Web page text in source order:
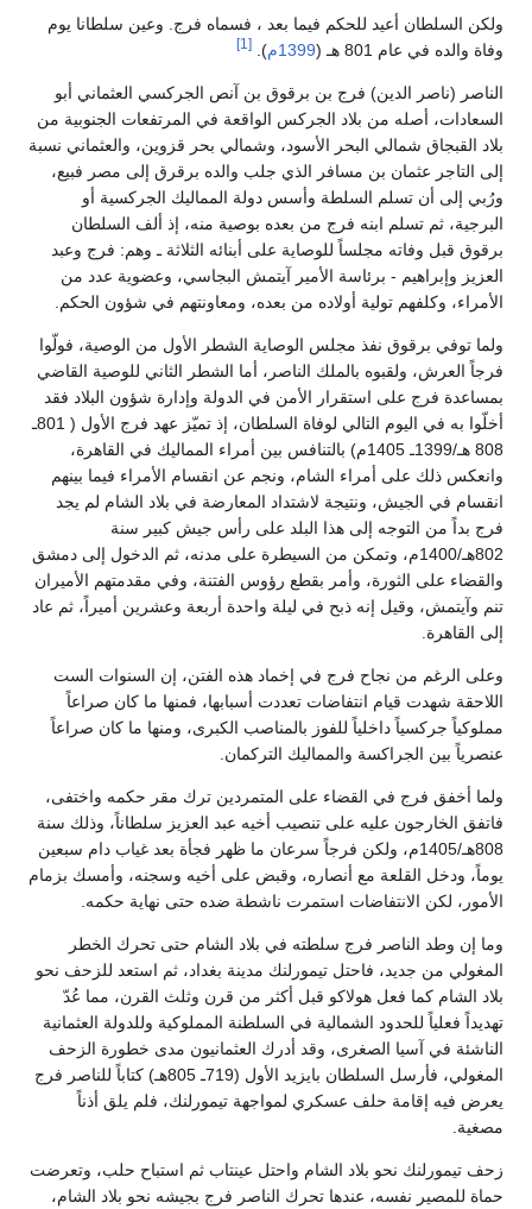
ولكن السلطان أعيد للحكم فيما بعد ، فسماه فرج. وعين سلطانا يوم
وفاة والده في عام 801 هـ (
1399م ).
[1]
الناصر (ناصر الدين) فرج بن برقوق بن آنص الجركسي العثماني أبو
السعادات، أصله من بلاد الجركس الواقعة في المرتفعات الجنوبية من
بلاد القبجاق شمالي البحر الأسود، وشمالي بحر قزوين، والعثماني نسبة
إلى التاجر عثمان بن مسافر الذي جلب والده برقرق إلى مصر فبيع،
ورُبي إلى أن تسلم السلطة وأسس دولة المماليك الجركسية أو
البرجية، ثم تسلم ابنه فرج من بعده بوصية منه، إذ ألف السلطان
برقوق قبل وفاته مجلساً للوصاية على أبنائه الثلاثة ـ وهم: فرج وعبد
العزيز وإبراهيم - برئاسة الأمير آيتمش البجاسي، وعضوية عدد من
الأمراء، وكلفهم تولية أولاده من بعده، ومعاونتهم في شؤون الحكم.
ولما توفي برقوق نفذ مجلس الوصاية الشطر الأول من الوصية، فولّوا
فرجاً العرش، ولقبوه بالملك الناصر، أما الشطر الثاني للوصية القاضي
بمساعدة فرج على استقرار الأمن في الدولة وإدارة شؤون البلاد فقد
أخلّوا به في اليوم التالي لوفاة السلطان، إذ تميّز عهد فرج الأول ( 801ـ
808 هـ/1399ـ 1405م) بالتنافس بين أمراء المماليك في القاهرة،
وانعكس ذلك على أمراء الشام، ونجم عن انقسام الأمراء فيما بينهم
انقسام في الجيش، ونتيجة لاشتداد المعارضة في بلاد الشام لم يجد
فرج بداً من التوجه إلى هذا البلد على رأس جيش كبير سنة
802هـ/1400م، وتمكن من السيطرة على مدنه، ثم الدخول إلى دمشق
والقضاء على الثورة، وأمر بقطع رؤوس الفتنة، وفي مقدمتهم الأميران
تنم وآيتمش، وقيل إنه ذبح في ليلة واحدة أربعة وعشرين أميراً، ثم عاد
إلى القاهرة.
وعلى الرغم من نجاح فرج في إخماد هذه الفتن، إن السنوات الست
اللاحقة شهدت قيام انتفاضات تعددت أسبابها، فمنها ما كان صراعاً
مملوكياً جركسياً داخلياً للفوز بالمناصب الكبرى، ومنها ما كان صراعاً
عنصرياً بين الجراكسة والمماليك التركمان.
ولما أخفق فرج في القضاء على المتمردين ترك مقر حكمه واختفى،
فاتفق الخارجون عليه على تنصيب أخيه عبد العزيز سلطاناً، وذلك سنة
808هـ/1405م، ولكن فرجاً سرعان ما ظهر فجأة بعد غياب دام سبعين
يوماً، ودخل القلعة مع أنصاره، وقبض على أخيه وسجنه، وأمسك بزمام
الأمور، لكن الانتفاضات استمرت ناشطة ضده حتى نهاية حكمه.
وما إن وطد الناصر فرج سلطته في بلاد الشام حتى تحرك الخطر
المغولي من جديد، فاحتل تيمورلنك مدينة بغداد، ثم استعد للزحف نحو
بلاد الشام كما فعل هولاكو قبل أكثر من قرن وثلث القرن، مما عُدّ
تهديداً فعلياً للحدود الشمالية في السلطنة المملوكية وللدولة العثمانية
الناشئة في آسيا الصغرى، وقد أدرك العثمانيون مدى خطورة الزحف
المغولي، فأرسل السلطان بايزيد الأول (719ـ 805هـ) كتاباً للناصر فرج
يعرض فيه إقامة حلف عسكري لمواجهة تيمورلنك، فلم يلق أذناً
مصغية.
زحف تيمورلنك نحو بلاد الشام واحتل عينتاب ثم استباح حلب، وتعرضت
حماة للمصير نفسه، عندها تحرك الناصر فرج بجيشه نحو بلاد الشام،